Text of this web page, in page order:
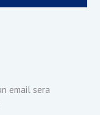
email sera